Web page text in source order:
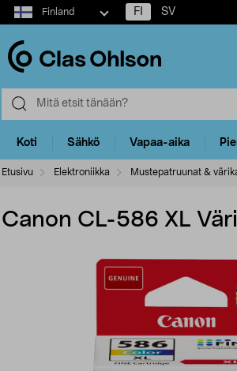
Select
market
Finland FI SV
Koti Sähkö Vapaa-aika
Etusivu Elektroniikka Mustepatruunat &
Canon CL-586 XL